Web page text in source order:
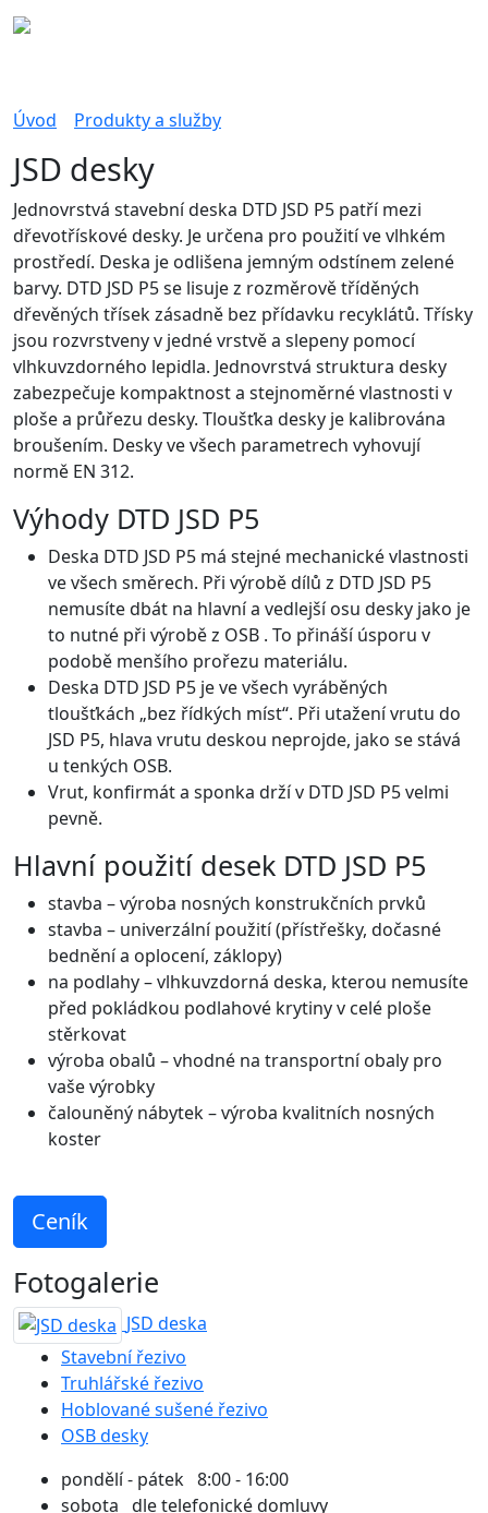
Úvod Produkty a služby
JSD desky
Jednovrstvá stavební deska DTD JSD P5 patří mezi
dřevotřískové desky. Je určena pro použití ve vlhkém
prostředí. Deska je odlišena jemným odstínem zelené
barvy. DTD JSD P5 se lisuje z rozměrově tříděných
dřevěných třísek zásadně bez přídavku recyklátů. Třísky
jsou rozvrstveny v jedné vrstvě a slepeny pomocí
vlhkuvzdorného lepidla. Jednovrstvá struktura desky
zabezpečuje kompaktnost a stejnoměrné vlastnosti v
ploše a průřezu desky. Tloušťka desky je kalibrována
broušením. Desky ve všech parametrech vyhovují
normě EN 312.
Výhody DTD JSD P5
Deska DTD JSD P5 má stejné mechanické vlastnosti
ve všech směrech. Při výrobě dílů z DTD JSD P5
nemusíte dbát na hlavní a vedlejší osu desky jako je
to nutné při výrobě z OSB . To přináší úsporu v
podobě menšího prořezu materiálu.
Deska DTD JSD P5 je ve všech vyráběných
tloušťkách „bez řídkých míst“. Při utažení vrutu do
JSD P5, hlava vrutu deskou neprojde, jako se stává
u tenkých OSB.
Vrut, konfirmát a sponka drží v DTD JSD P5 velmi
pevně.
Hlavní použití desek DTD JSD P5
stavba – výroba nosných konstrukčních prvků
stavba – univerzální použití (přístřešky, dočasné
bednění a oplocení, záklopy)
na podlahy – vlhkuvzdorná deska, kterou nemusíte
před pokládkou podlahové krytiny v celé ploše
stěrkovat
výroba obalů – vhodné na transportní obaly pro
vaše výrobky
čalouněný nábytek – výroba kvalitních nosných
koster
Ceník
Fotogalerie
JSD deska
Stavební řezivo
Truhlářské řezivo
Hoblované sušené řezivo
OSB desky
pondělí - pátek 8:00 - 16:00
sobota dle telefonické domluvy